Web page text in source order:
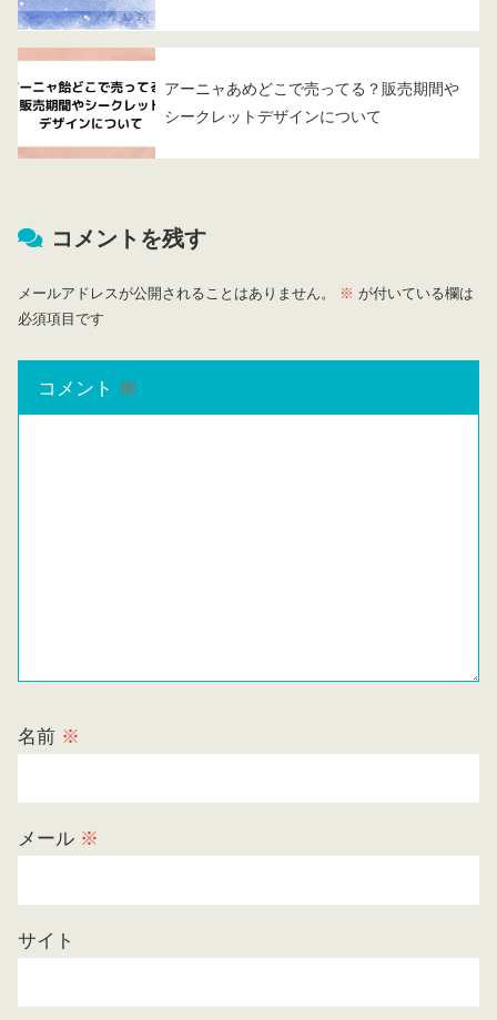
アーニャあめどこで売ってる？販売期間や
シークレットデザインについて
コメントを残す
メールアドレスが公開されることはありません。 ※ が付いている欄は
必須項目です
コメント ※
名前 ※
メール ※
サイト